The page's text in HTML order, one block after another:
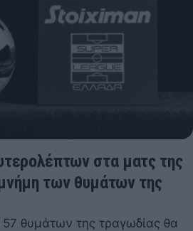
στα ματς της
των θυμάτων της
θυμάτων της τραγωδίας θα